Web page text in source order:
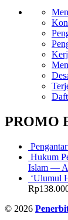
PROMO
Hukum
Islam —
‘Ulumul
Rp
© 2026